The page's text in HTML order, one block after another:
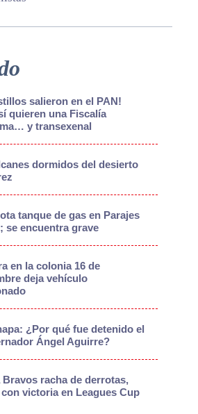
salieron en el PAN!
quieren una Fiscalía
y transexenal
dormidos del desierto
tanque de gas en Parajes
se encuentra grave
en la colonia 16 de
deja vehículo
¿Por qué fue detenido el
Ángel Aguirre?
Bravos racha de derrotas,
victoria en Leagues Cup